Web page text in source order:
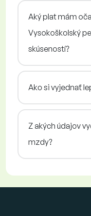
Aký plat mám
Vysokoškolský
skúseností?
Ako si vyjednať
Z akých údajov
mzdy?